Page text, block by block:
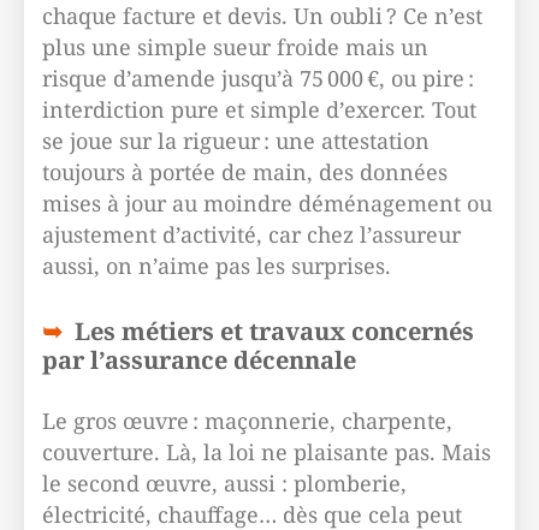
chaque facture et devis. Un oubli ? Ce n’est
plus une simple sueur froide mais un
risque d’amende jusqu’à 75 000 €, ou pire :
interdiction pure et simple d’exercer. Tout
se joue sur la rigueur : une attestation
toujours à portée de main, des données
mises à jour au moindre déménagement ou
ajustement d’activité, car chez l’assureur
aussi, on n’aime pas les surprises.
Les métiers et travaux concernés
par l’assurance décennale
Le gros œuvre : maçonnerie, charpente,
couverture. Là, la loi ne plaisante pas. Mais
le second œuvre, aussi : plomberie,
électricité, chauffage… dès que cela peut